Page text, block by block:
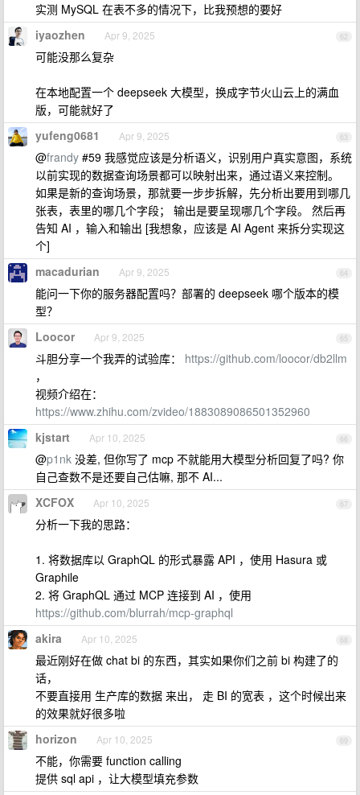
实测 MySQL 在表不多的情况下，比我预想的要好
62
iyaozhen Apr 9, 2025
可能没那么复杂
在本地配置一个 deepseek 大模型，换成字节火山云上的满血
版，可能就好了
63
yufeng0681 Apr 9, 2025
@frandy #59 我感觉应该是分析语义，识别用户真实意图，系统
以前实现的数据查询场景都可以映射出来，通过语义来控制。
如果是新的查询场景，那就要一步步拆解，先分析出要用到哪几
张表，表里的哪几个字段； 输出是要呈现哪几个字段。 然后再
告知 AI ，输入和输出 [我想象，应该是 AI Agent 来拆分实现这
个]
64
macadurian Apr 9, 2025
能问一下你的服务器配置吗？部署的 deepseek 哪个版本的模
型？
65
Loocor Apr 9, 2025
斗胆分享一个我弄的试验库： https://github.com/loocor/db2llm
，
视频介绍在：
https://www.zhihu.com/zvideo/1883089086501352960
66
kjstart Apr 10, 2025
@p1nk 没差, 但你写了 mcp 不就能用大模型分析回复了吗? 你
自己查数不是还要自己估嘛, 那不 AI...
67
XCFOX Apr 10, 2025
分析一下我的思路：
1. 将数据库以 GraphQL 的形式暴露 API ，使用 Hasura 或
Graphile
2. 将 GraphQL 通过 MCP 连接到 AI ，使用
https://github.com/blurrah/mcp-graphql
68
akira Apr 10, 2025
最近刚好在做 chat bi 的东西，其实如果你们之前 bi 构建了的
话，
不要直接用 生产库的数据 来出， 走 BI 的宽表 ，这个时候出来
的效果就好很多啦
69
horizon Apr 10, 2025
不能，你需要 function calling
提供 sql api ，让大模型填充参数